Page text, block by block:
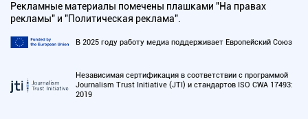
Рекламные материалы помечены плашками "На правах
рекламы" и "Политическая реклама".
В 2025 году работу медиа поддерживает Европейский Союз
Независимая сертификация в соответствии с программой
Journalism Trust Initiative (JTI) и стандартов ISO CWA 17493:
2019